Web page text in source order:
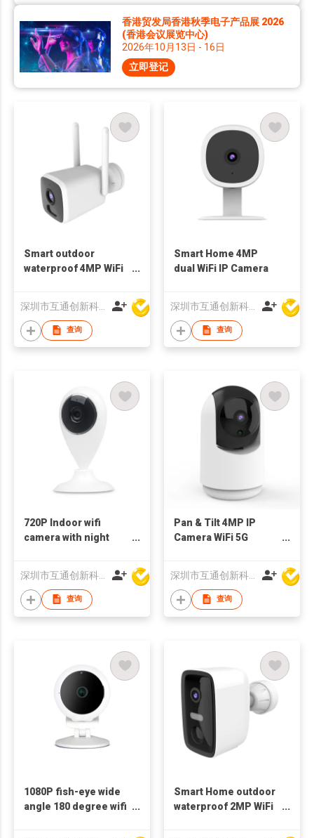
香港贸发局香港秋季电子产品展 2026
(香港会议展览中心)
2026年10月13日 - 16日
立即登记
Smart outdoor
waterproof 4MP WiFi
深圳市互通创新科技有限公司
查询
Smart Home 4MP
dual WiFi IP Camera
深圳市互通创新科技有限公司
查询
720P Indoor wifi
camera with night
深圳市互通创新科技有限公司
查询
Pan & Tilt 4MP IP
Camera WiFi 5G
深圳市互通创新科技有限公司
查询
1080P fish-eye wide
angle 180 degree wifi
Smart Home outdoor
waterproof 2MP WiFi